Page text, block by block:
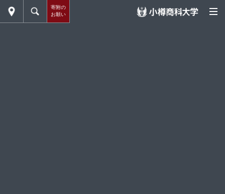
寄附の
お願い